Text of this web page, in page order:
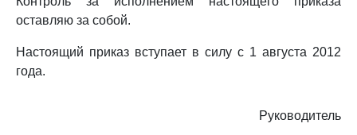
оставляю за собой.
Настоящий приказ вступает в силу с 1 августа 2012
года.
Руководитель